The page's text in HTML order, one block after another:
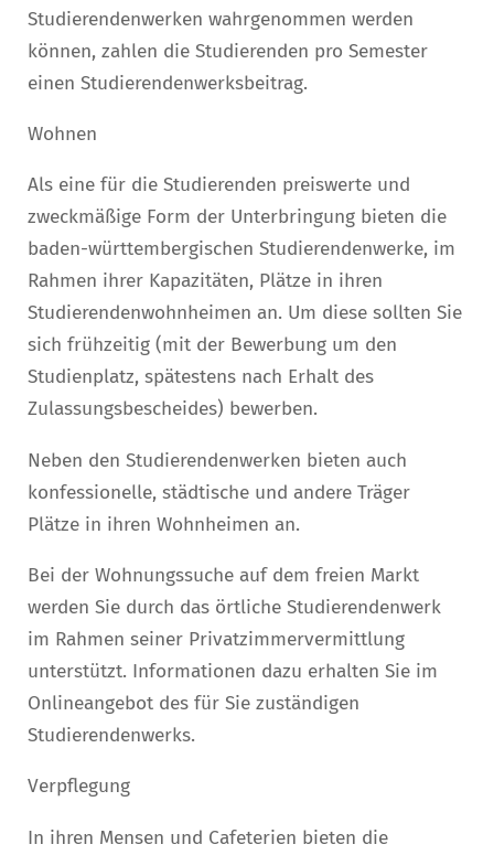
Studierendenwerken wahrgenommen werden
können, zahlen die Studierenden pro Semester
einen Studierendenwerksbeitrag.
Wohnen
Als eine für die Studierenden preiswerte und
zweckmäßige Form der Unterbringung bieten die
baden-württembergischen Studierendenwerke, im
Rahmen ihrer Kapazitäten, Plätze in ihren
Studierendenwohnheimen an. Um diese sollten Sie
sich frühzeitig (mit der Bewerbung um den
Studienplatz, spätestens nach Erhalt des
Zulassungsbescheides) bewerben.
Neben den Studierendenwerken bieten auch
konfessionelle, städtische und andere Träger
Plätze in ihren Wohnheimen an.
Bei der Wohnungssuche auf dem freien Markt
werden Sie durch das örtliche Studierendenwerk
im Rahmen seiner Privatzimmervermittlung
unterstützt. Informationen dazu erhalten Sie im
Onlineangebot des für Sie zuständigen
Studierendenwerks.
Verpflegung
In ihren Mensen und Cafeterien bieten die